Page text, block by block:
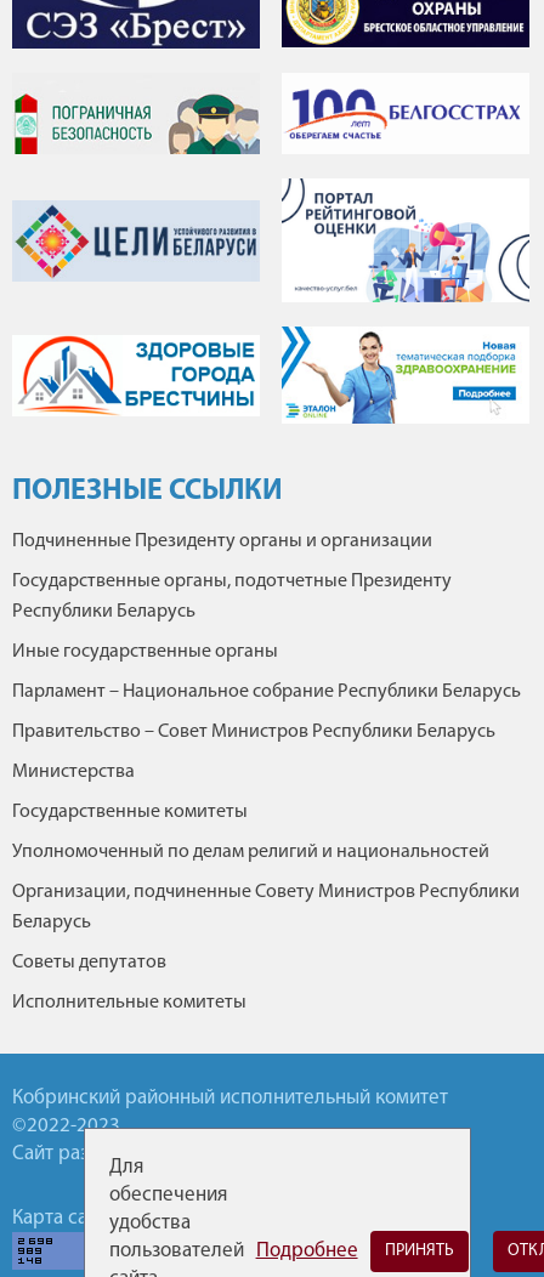
ПОЛЕЗНЫЕ ССЫЛКИ
Подчиненные Президенту органы и организации
Государственные органы, подотчетные Президенту
Республики Беларусь
Иные государственные органы
Парламент – Национальное собрание Республики Беларусь
Правительство – Совет Министров Республики Беларусь
Министерства
Государственные комитеты
Уполномоченный по делам религий и национальностей
Организации, подчиненные Совету Министров Республики
Беларусь
Советы депутатов
Исполнительные комитеты
Кобринский районный исполнительный комитет
©2022-2023
Сайт разработан УП БелТА
Карта сайта Обратная связь
Для
обеспечения
удобства
пользователей
Подробнее ПРИНЯТЬ